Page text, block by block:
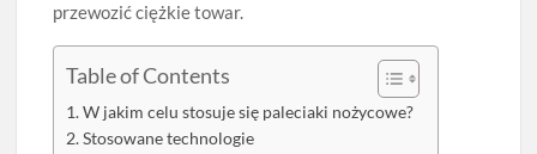
przewozić ciężkie towar.
Table of Contents
W jakim celu stosuje się paleciaki nożycowe?
Stosowane technologie